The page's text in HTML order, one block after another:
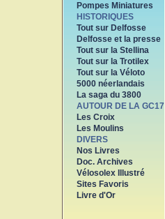
Pompes Miniatures
HISTORIQUES
Tout sur Delfosse
Delfosse et la presse
Tout sur la Stellina
Tout sur la Trotilex
Tout sur la Véloto
5000 néerlandais
La saga du 3800
AUTOUR DE LA GC17
Les Croix
Les Moulins
DIVERS
Nos Livres
Doc. Archives
Vélosolex Illustré
Sites Favoris
Livre d'Or